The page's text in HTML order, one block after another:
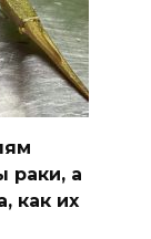
раки, а
как их